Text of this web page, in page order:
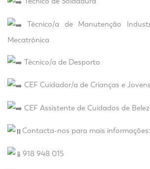
Técnico/a de Manutenção
Mecatrónica
Técnico/a de Desporto
CEF Cuidador/a de Crianças e Jovens
CEF Assistente de Cuidados de
Contacta-nos para mais informações:
918 948 015